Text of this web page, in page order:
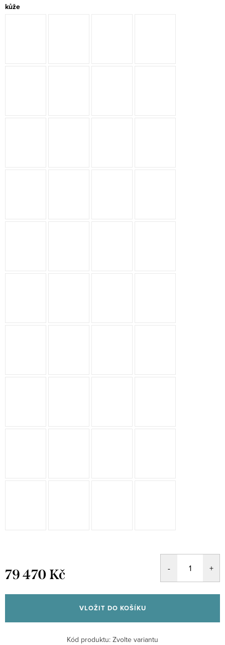
kůže
79 470 Kč
cena:
VLOŽIT DO KOŠÍKU
Kód produktu: Zvolte variantu